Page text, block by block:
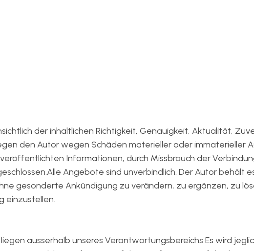
der inhaltlichen Richtigkeit, Genauigkeit, Aktualität,
den Autor wegen Schäden materieller oder immaterieller
Informationen, durch Missbrauch der
Angebote sind unverbindlich. Der Autor behält
gesonderte Ankündigung zu verändern, zu ergänzen, zu
einzustellen.
ausserhalb unseres Verantwortungsbereichs Es wird